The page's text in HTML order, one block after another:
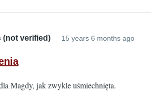
(not verified) 15 years 6 months ago
Magdy, jak zwykle uśmiechnięta.